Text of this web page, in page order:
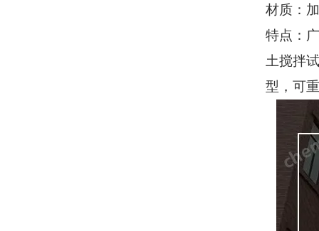
材质：
特点：
土搅拌
型，可